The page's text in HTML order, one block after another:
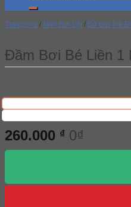
Trang chủ / Môn Bơi Lội / Đồ Bơi Trẻ
Đầm Bơi Bé Liền 1
260.000 ₫ 0₫